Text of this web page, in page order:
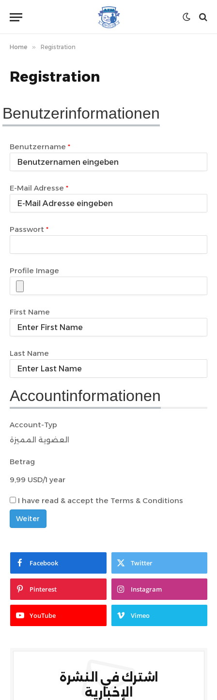
Home » Registration
Registration
Benutzerinformationen
Benutzername
E-Mail Adresse
Passwort
Profile Image
First Name
Last Name
Accountinformationen
Account-Typ
العضوية المميزة
Betrag
9,99 USD/1 year
I have read & accept the Terms & Conditions
Weiter
Facebook Twitter
Pinterest Instagram
YouTube Vimeo
اشترك في النشرة
الإخبارية